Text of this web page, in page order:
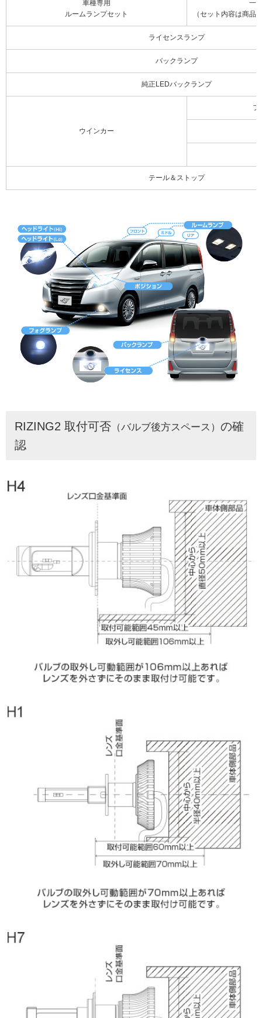
車種専用
ルームランプセット
一
（セット内容は商品
ライセンスランプ
バックランプ
純正LEDバックランプ
ウインカー
フ
テール＆ストップ
RIZING2 取付可否 （バルブ後方スペース） の確
認